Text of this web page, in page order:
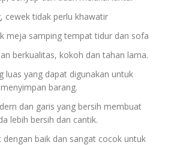
cewek tidak perlu khawatir
meja samping tempat tidur dan sofa
berkualitas, kokoh dan tahan lama.
luas yang dapat digunakan untuk
barang.
dan garis yang bersih membuat
lebih bersih dan cantik.
dengan baik dan sangat cocok untuk